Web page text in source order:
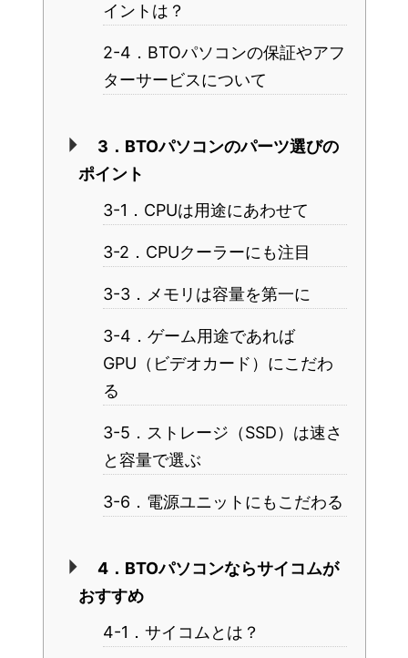
イントは？
2-4．BTOパソコンの保証やアフ
ターサービスについて
3．BTOパソコンのパーツ選びの
ポイント
3-1．CPUは用途にあわせて
3-2．CPUクーラーにも注目
3-3．メモリは容量を第一に
3-4．ゲーム用途であれば
GPU（ビデオカード）にこだわ
る
3-5．ストレージ（SSD）は速さ
と容量で選ぶ
3-6．電源ユニットにもこだわる
4．BTOパソコンならサイコムが
おすすめ
4-1．サイコムとは？